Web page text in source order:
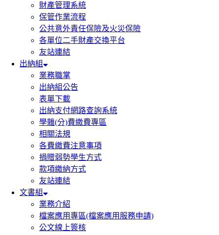
財產管理系統
保管作業流程
公共意外責任保險及火災保險
各單位二手財產交換平台
友站連結
出納組
業務職掌
出納組公告
表單下載
出納支付網路查詢系統
學雜(分)費繳費專區
相關法規
各費繳費注意事項
捐贈弱勢學生方式
款項繳納方式
友站連結
文書組
業務介紹
檔案應用專區(檔案應用服務申請)
公文線上簽核